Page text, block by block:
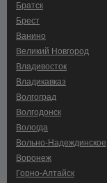
Братск
Брест
Ванино
Великий Новгород
Владивосток
Владикавказ
Волгоград
Волгодонск
Вологда
Вольно-Hадеждинское
Воронеж
Горно-Алтайск